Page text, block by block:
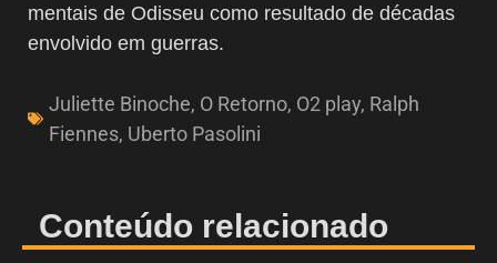
mentais de Odisseu como resultado de décadas
envolvido em guerras.
Juliette Binoche, O Retorno, O2 play, Ralph
Fiennes, Uberto Pasolini
Conteúdo relacionado